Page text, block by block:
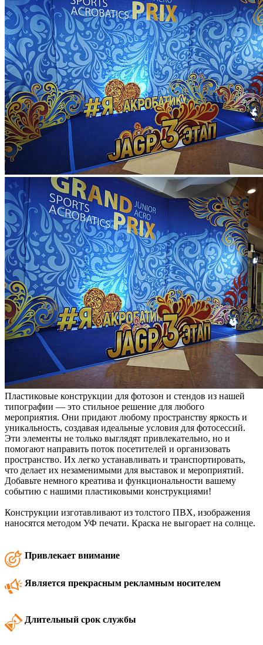
Пластиковые конструкции для фотозон и стендов из нашей
типографии — это стильное решение для любого
мероприятия. Они придают любому пространству яркость и
уникальность, создавая идеальные условия для фотосессий.
Эти элементы не только выглядят привлекательно, но и
помогают направить поток посетителей и организовать
пространство. Их легко устанавливать и транспортировать,
что делает их незаменимыми для выставок и мероприятий.
Добавьте немного креатива и функциональности вашему
событию с нашими пластиковыми конструкциями!
Конструкции изготавливают из толстого ПВХ, изображения
наносятся методом УФ печати. Краска не выгорает на солнце.
Привлекает внимание
Является прекрасным рекламным носителем
Длительный срок службы